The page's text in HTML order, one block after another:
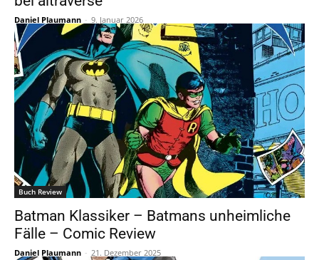
Daniel Plaumann - 9. Januar 2026
Buch Review
Batman Klassiker – Batmans unheimliche
Fälle – Comic Review
Daniel Plaumann - 21. Dezember 2025